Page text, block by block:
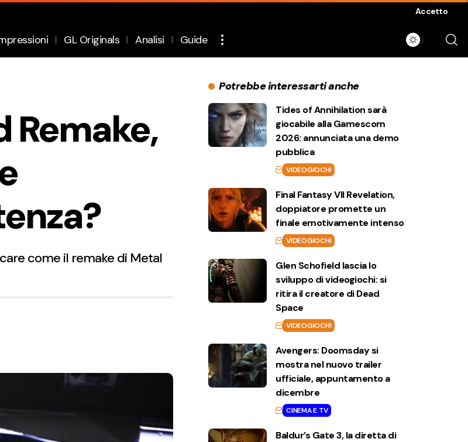
Accetto
GL Originals Analisi Guide
Remake,
come il remake di Metal
Potrebbe interessarti anche
Tides of Annihilation sarà
giocabile alla Gamescom
2026: annunciata una demo
pubblica
VIDEOGIOCHI
Final Fantasy VII Revelation,
doppiatore promette un
finale emotivamente intenso
VIDEOGIOCHI
Glen Schofield lascia lo
sviluppo di videogiochi: si
ritira il creatore di Dead
Space
VIDEOGIOCHI
Avengers: Doomsday si
mostra nel nuovo trailer
ufficiale, appuntamento a
dicembre
CINEMA E TV
Baldur’s Gate 3, la diretta di